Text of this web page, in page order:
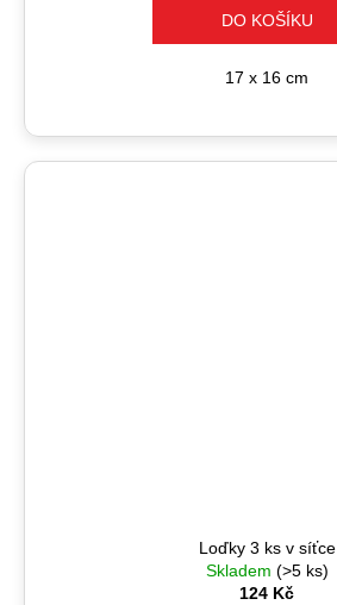
DO KOŠÍKU
17 x 16 cm
Loďky 3 ks v síťce
Skladem (>5 ks)
124 Kč